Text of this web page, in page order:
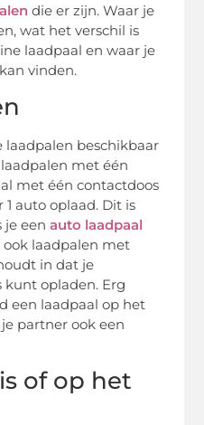
die er zijn. Waar je
wat het verschil is
laadpaal en waar je
vinden.
laadpalen beschikbaar
met één
met één contactdoos
1 auto oplaad. Dit is
je eenauto laadpaal
ook laadpalen met
in dat je
kunt opladen. Erg
een laadpaal op het
partner ook een
of op het